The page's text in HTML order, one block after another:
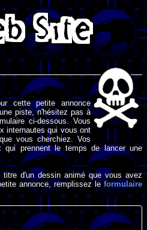
cette petite annonce
piste, n'hésitez pas à
ci-dessous. Vous
internautes qui vous ont
vous cherchiez. Vos
qui prennent le temps de lancer une
d'un dessin animé que vous avez
annonce, remplissez leformulaire